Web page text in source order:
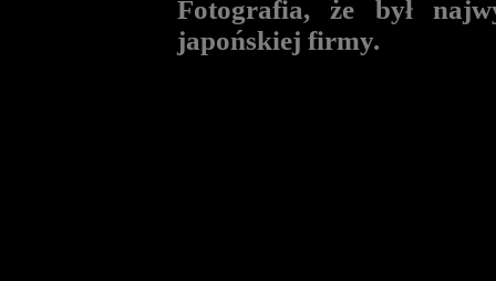
Fotografia, że był
japońskiej firmy.